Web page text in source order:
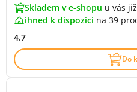
Skladem v e-shopu u vás
ihned k dispozici na 39
4.7
Do